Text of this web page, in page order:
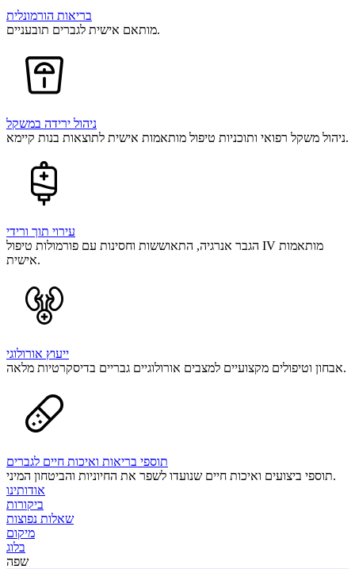
בריאות הורמונלית
מותאם אישית לגברים תובעניים.
ניהול ירידה במשקל
ניהול משקל רפואי ותוכניות טיפול מותאמות אישית לתוצאות בנות קיימא.
עירוי תוך ורידי
הגבר אנרגיה, התאוששות וחסינות עם פורמולות טיפול IV מותאמות
אישית.
ייעוץ אורולוגי
אבחון וטיפולים מקצועיים למצבים אורולוגיים גבריים בדיסקרטיות מלאה.
תוספי בריאות ואיכות חיים לגברים
תוספי ביצועים ואיכות חיים שנועדו לשפר את החיוניות והביטחון המיני.
אודותינו
ביקורות
שאלות נפוצות
מיקום
בלוג
שפה